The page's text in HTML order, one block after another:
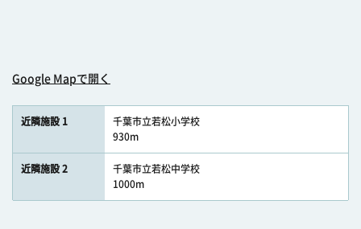
Google Mapで開く
近隣施設 1
千葉市立若松小学校
930m
近隣施設 2
千葉市立若松中学校
1000m